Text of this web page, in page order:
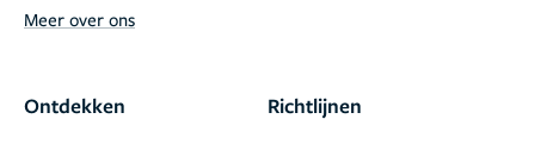
Meer over ons
Ontdekken Richtlijnen